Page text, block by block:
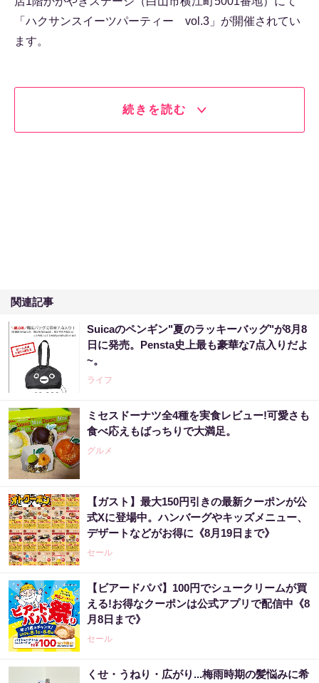
「ハクサンスイーツパーティー vol.3」が開催されてい
ます。
続きを読む
関連記事
Suicaのペンギン"夏のラッキーバッグ"が8月8
日に発売。Pensta史上最も豪華な7点入りだよ
~。
ライフ
ミセスドーナツ全4種を実食レビュー!可愛さも
食べ応えもばっちりで大満足。
グルメ
【ガスト】最大150円引きの最新クーポンが公
式Xに登場中。ハンバーグやキッズメニュー、
デザートなどがお得に《8月19日まで》
セール
【ビアードパパ】100円でシュークリームが買
える!お得なクーポンは公式アプリで配信中《8
月8日まで》
セール
くせ・うねり・広がり...梅雨時期の髪悩みに希